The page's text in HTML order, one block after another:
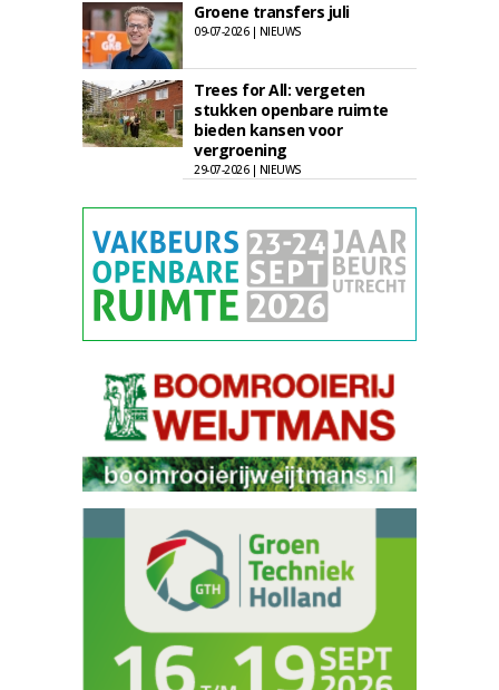
Groene transfers juli
09-07-2026 | NIEUWS
Trees for All: vergeten
stukken openbare ruimte
bieden kansen voor
vergroening
29-07-2026 | NIEUWS